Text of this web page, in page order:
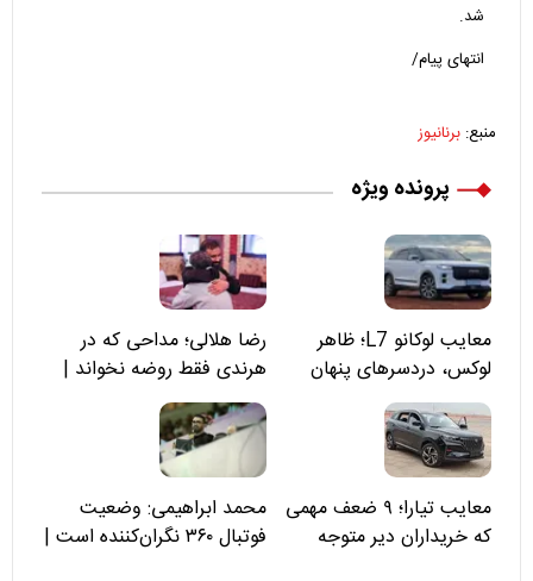
شد.
انتهای پیام/
منبع: برنانیوز
پرونده ویژه
معایب لوکانو L7؛ ظاهر
لوکس، دردسرهای پنهان
رضا هلالی؛ مداحی که در
هرندی فقط روضه نخواند |
مسئولان «تکیه‌گاه آقا مرتضی
علی(ع)» را جدی‌تر ببینند
معایب تیارا؛ ۹ ضعف مهمی
که خریداران دیر متوجه
محمد ابراهیمی: وضعیت
فوتبال ۳۶۰ نگران‌کننده است |